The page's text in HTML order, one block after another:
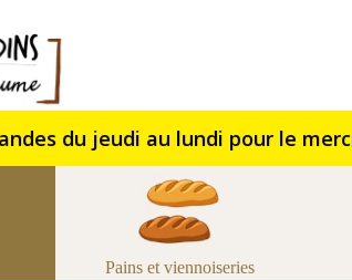
Pains et viennoiseries